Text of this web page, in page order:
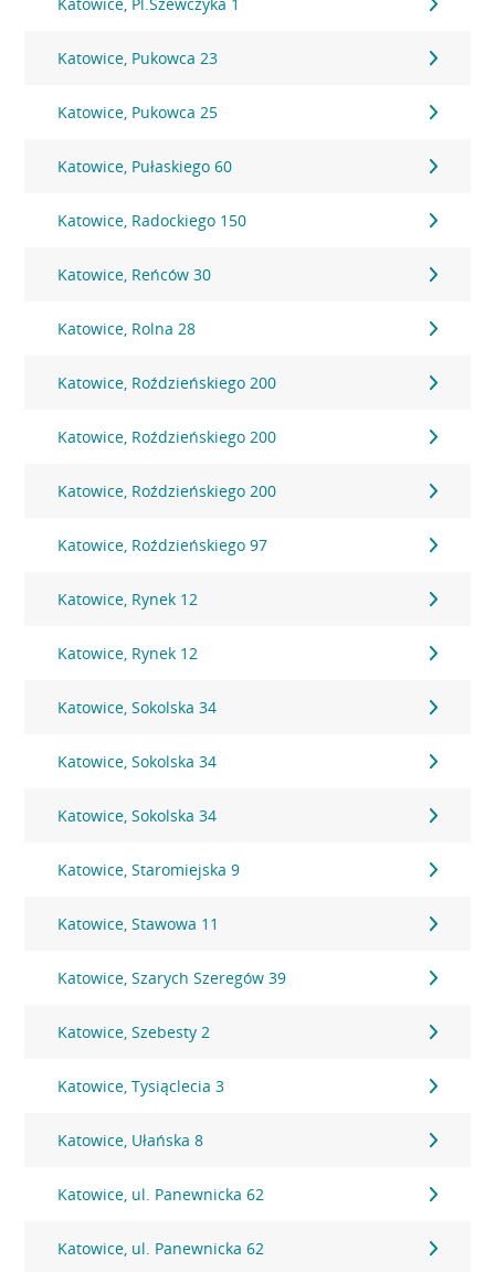
Katowice, Pukowca 23
Katowice, Pukowca 25
Katowice, Pułaskiego 60
Katowice, Radockiego 150
Katowice, Reńców 30
Katowice, Rolna 28
Katowice, Roździeńskiego 200
Katowice, Roździeńskiego 200
Katowice, Roździeńskiego 200
Katowice, Roździeńskiego 97
Katowice, Rynek 12
Katowice, Rynek 12
Katowice, Sokolska 34
Katowice, Sokolska 34
Katowice, Sokolska 34
Katowice, Staromiejska 9
Katowice, Stawowa 11
Katowice, Szarych Szeregów 39
Katowice, Szebesty 2
Katowice, Tysiąclecia 3
Katowice, Ułańska 8
Katowice, ul. Panewnicka 62
Katowice, ul. Panewnicka 62